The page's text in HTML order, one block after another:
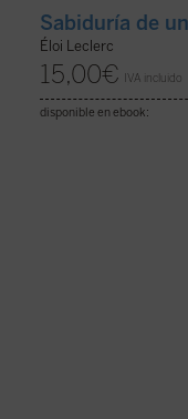
Sabiduría de
Éloi Leclerc
15,00€ IVA incluido
disponible en ebook: